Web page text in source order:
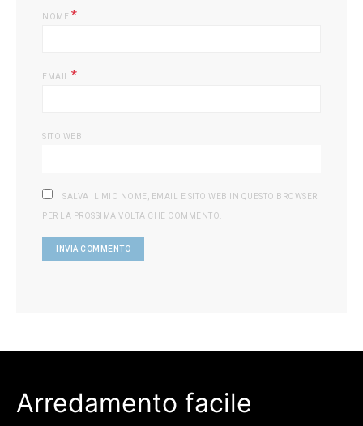
NOME *
EMAIL *
SITO WEB
SALVA IL MIO NOME, EMAIL E SITO WEB IN QUESTO BROWSER
PER LA PROSSIMA VOLTA CHE COMMENTO.
Arredamento facile